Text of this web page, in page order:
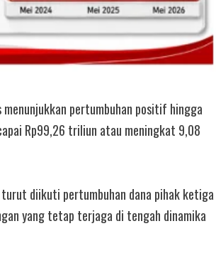
pertumbuhan positif hingga
Rp99,26 triliun atau meningkat 9,08
turut diikuti pertumbuhan dana pihak ketiga
yang tetap terjaga di tengah dinamika